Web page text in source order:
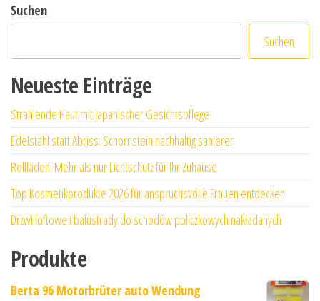
Suchen
Suchen
Neueste Einträge
Strahlende Haut mit japanischer Gesichtspflege
Edelstahl statt Abriss: Schornstein nachhaltig sanieren
Rollläden: Mehr als nur Lichtschutz für Ihr Zuhause
Top Kosmetikprodukte 2026 für anspruchsvolle Frauen entdecken
Drzwi loftowe i balustrady do schodów policzkowych nakładanych
Produkte
Berta 96 Motorbrüter auto Wendung